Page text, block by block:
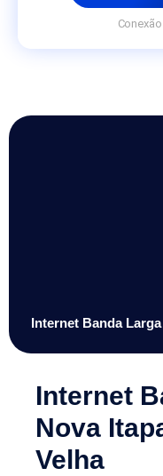
Internet Banda
Internet
Nova
Velha